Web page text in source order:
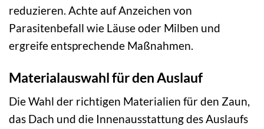
reduzieren. Achte auf Anzeichen von
Parasitenbefall wie Läuse oder Milben und
ergreife entsprechende Maßnahmen.
Materialauswahl für den Auslauf
Die Wahl der richtigen Materialien für den Zaun,
das Dach und die Innenausstattung des Auslaufs